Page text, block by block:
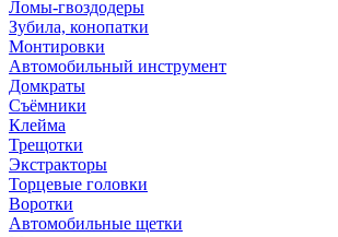
Ломы-гвоздодеры
Зубила, конопатки
Монтировки
Автомобильный инструмент
Домкраты
Съёмники
Клейма
Трещотки
Экстракторы
Торцевые головки
Воротки
Автомобильные щетки